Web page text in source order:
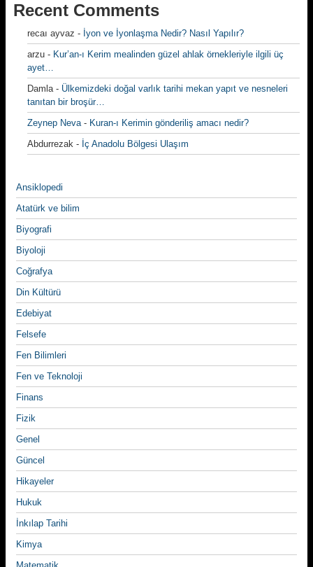
Recent Comments
recaı ayvaz - İyon ve İyonlaşma Nedir? Nasıl Yapılır?
arzu - Kur’an-ı Kerim mealinden güzel ahlak örnekleriyle ilgili üç
ayet…
Damla- Ülkemizdeki doğal varlık tarihi mekan yapıt ve nesneleri
tanıtan bir broşür…
Zeynep Neva- Kuran-ı Kerimin gönderiliş amacı nedir?
Abdurrezak - İç Anadolu Bölgesi Ulaşım
Ansiklopedi
Atatürk ve bilim
Biyografi
Biyoloji
Coğrafya
Din Kültürü
Edebiyat
Felsefe
Fen Bilimleri
Fen ve Teknoloji
Finans
Fizik
Genel
Güncel
Hikayeler
Hukuk
İnkılap Tarihi
Kimya